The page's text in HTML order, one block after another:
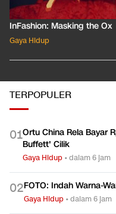
InFashion: Masking the Ox
Gaya Hidup
TERPOPULER
01Ortu China Rela Bayar
Buffett' Cilik
Gaya Hidup •dalam 6 jam
02FOTO: Indah Warna-
Gaya Hidup •dalam 6 jam